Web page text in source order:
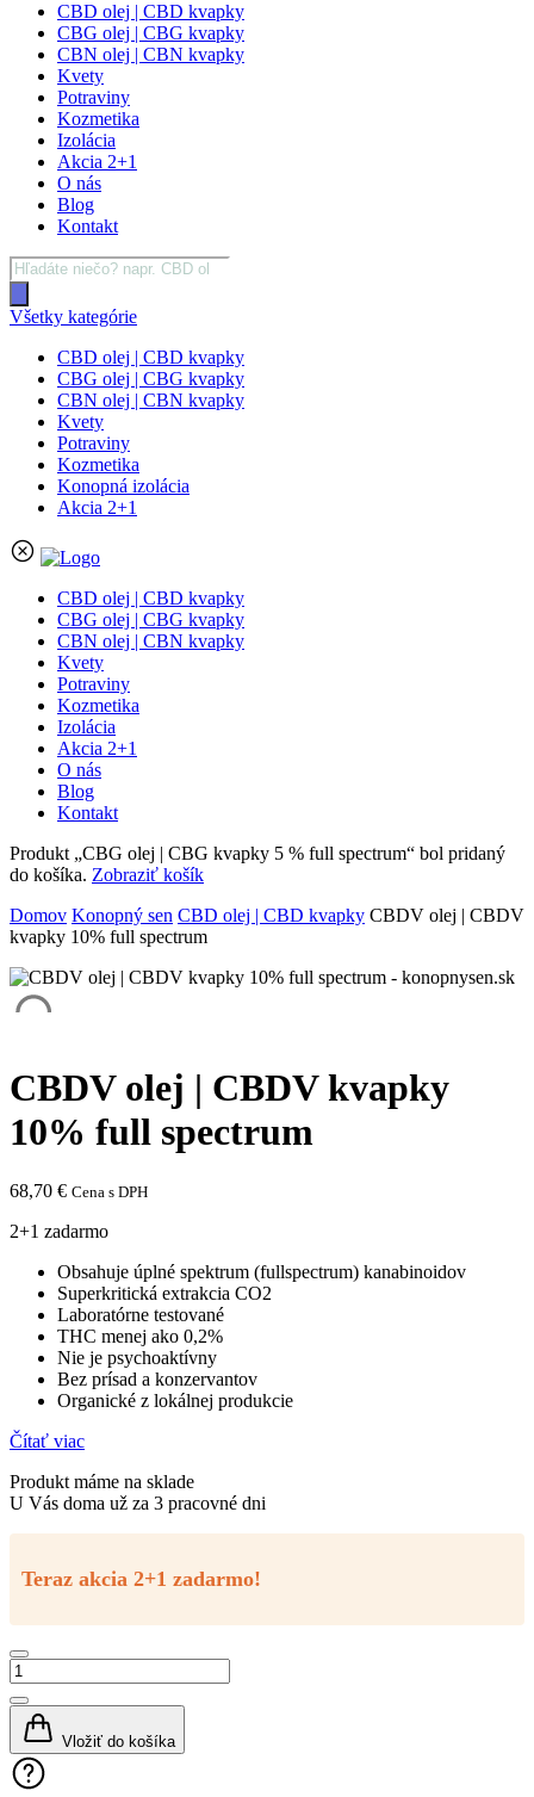
CBD olej | CBD kvapky
CBG olej | CBG kvapky
CBN olej | CBN kvapky
Kvety
Potraviny
Kozmetika
Izolácia
Akcia 2+1
O nás
Blog
Kontakt
Products
search
Všetky kategórie
CBD olej | CBD kvapky
CBG olej | CBG kvapky
CBN olej | CBN kvapky
Kvety
Potraviny
Kozmetika
Konopná izolácia
Akcia 2+1
CBD olej | CBD kvapky
CBG olej | CBG kvapky
CBN olej | CBN kvapky
Kvety
Potraviny
Kozmetika
Izolácia
Akcia 2+1
O nás
Blog
Kontakt
Produkt „CBG olej | CBG kvapky 5 % full spectrum“ bol pridaný
do košíka. Zobraziť košík
Domov Konopný sen CBD olej | CBD kvapky CBDV olej | CBDV
kvapky 10% full spectrum
CBDV olej | CBDV kvapky
10% full spectrum
68,70 € Cena s DPH
2+1 zadarmo
Obsahuje úplné spektrum (fullspectrum) kanabinoidov
Superkritická extrakcia CO2
Laboratórne testované
THC menej ako 0,2%
Nie je psychoaktívny
Bez prísad a konzervantov
Organické z lokálnej produkcie
Čítať viac
Produkt máme na sklade
U Vás doma už za 3 pracovné dni
Teraz akcia 2+1 zadarmo!
množstvo
CBDV
olej
CBDV
kvapky
Vložiť do košíka